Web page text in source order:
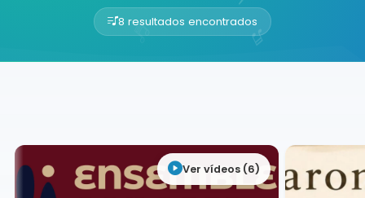
8 resultados encontrados
Buscador de músicos
Ver vídeos (6)